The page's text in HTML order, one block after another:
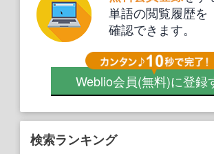
単語の閲覧履歴を
確認できます。
Weblio会員(無料)に登録
検索ランキング